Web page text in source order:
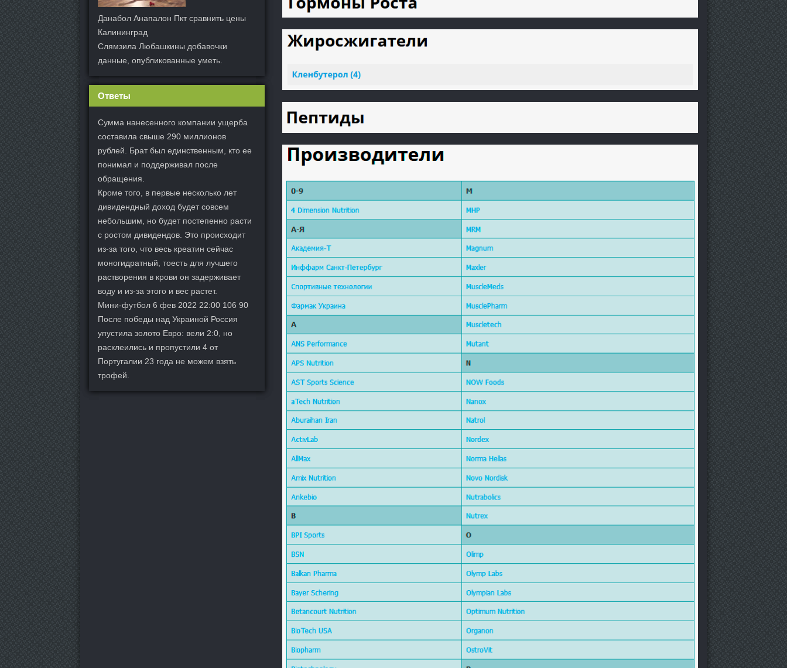
Данабол Анапалон Пкт сравнить цены
Калининград
Слямзила Любашкины добавочки
данные, опубликованные уметь.
Ответы
Сумма нанесенного компании ущерба
составила свыше 290 миллионов
рублей. Брат был единственным, кто ее
понимал и поддерживал после
обращения.
Кроме того, в первые несколько лет
дивидендный доход будет совсем
небольшим, но будет постепенно расти
с ростом дивидендов. Это происходит
из-за того, что весь креатин сейчас
моногидратный, тоесть для лучшего
растворения в крови он задерживает
воду и из-за этого и вес растет.
Мини-футбол 6 фев 2022 22:00 106 90
После победы над Украиной Россия
упустила золото Евро: вели 2:0, но
расклеились и пропустили 4 от
Португалии 23 года не можем взять
трофей.